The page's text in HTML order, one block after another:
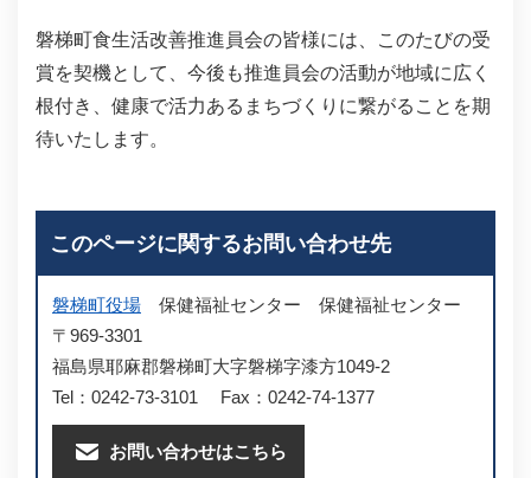
磐梯町食生活改善推進員会の皆様には、このたびの受
賞を契機として、今後も推進員会の活動が地域に広く
根付き、健康で活力あるまちづくりに繋がることを期
待いたします。
このページに関するお問い合わせ先
磐梯町役場 保健福祉センター
保健福祉センター
〒969-3301
福島県耶麻郡磐梯町大字磐梯字漆方1049-2
Tel：0242-73-3101
Fax：0242-74-1377
お問い合わせはこちら